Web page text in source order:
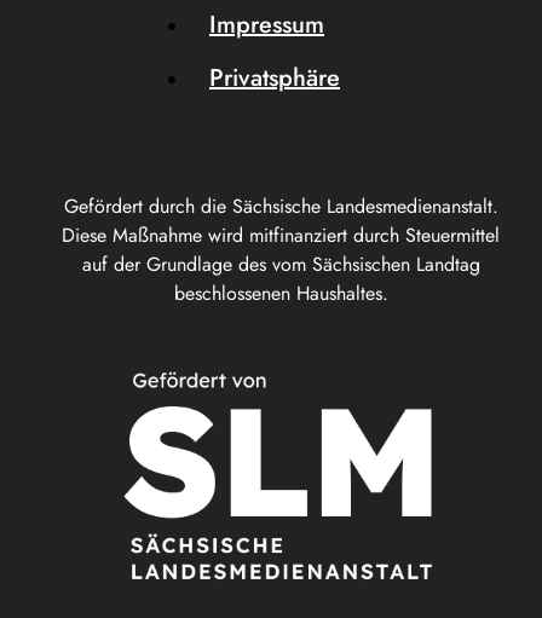
Gefördert durch die Sächsische Landesmedienanstalt.
Diese Maßnahme wird mitfinanziert durch Steuermittel
auf der Grundlage des vom Sächsischen Landtag
beschlossenen Haushaltes.
Impressum
Privatsphäre